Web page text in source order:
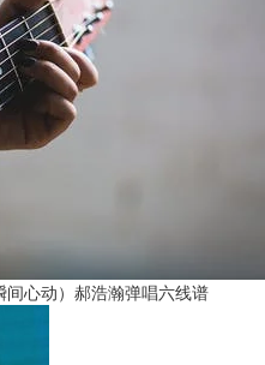
心动）郝浩瀚弹唱六线谱